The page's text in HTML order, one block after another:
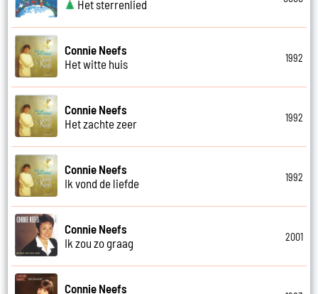
Het sterrenlied
Connie Neefs
Het witte huis
1992
Connie Neefs
Het zachte zeer
1992
Connie Neefs
Ik vond de liefde
1992
Connie Neefs
Ik zou zo graag
2001
Connie Neefs